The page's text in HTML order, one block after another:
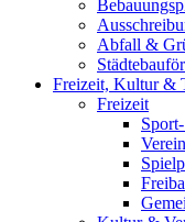
Abfall &
Freizeit, Kultur &
Freizeit